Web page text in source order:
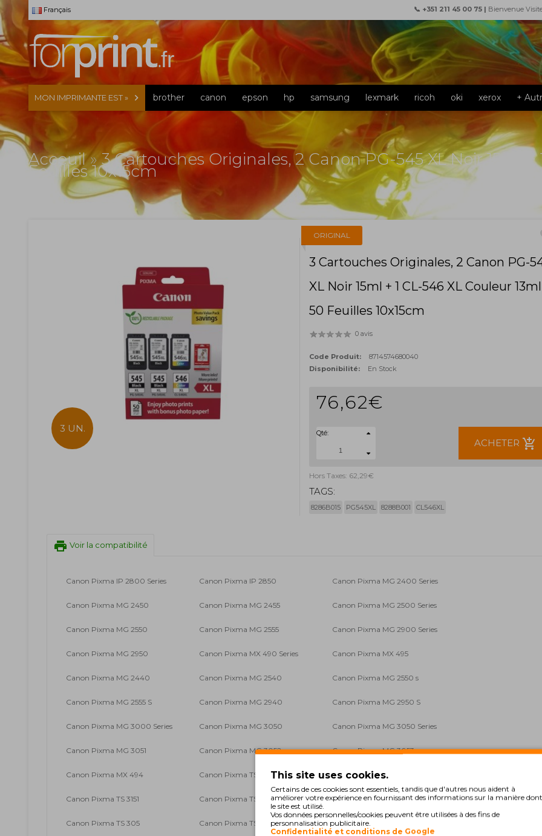
Français 📞 +351 211 45 00 75 | Bienvenue
MON IMPRIMANTE EST » brother canon epson hp samsung lexmark ricoh oki xerox +
Acceuil»3 Cartouches Originales, 2 Canon PG-545 XL Noir 15ml +
Feuilles 10x15cm
ORIGINAL
3 UN.
3 Cartouches Originales, 2 Canon PG-
XL Noir 15ml + 1 CL-546 XL Couleur
50 Feuilles 10x15cm
0 avis
Code Produit:
8714574680040
Disponibilité:
En Stock
76,62€
Qté:
ACHETER add_shopping_cart
Hors Taxes: 62,29€
TAGS:
8286B015 PG545XL 8288B001 CL546XL
print Voir la compatibilité
Canon Pixma IP 2800 Series Canon Pixma IP 2850 Canon Pixma MG 2400 Series
Canon Pixma MG 2450 Canon Pixma MG 2455 Canon Pixma MG 2500 Series
Canon Pixma MG 2550 Canon Pixma MG 2555 Canon Pixma MG 2900 Series
Canon Pixma MG 2950 Canon Pixma MX 490 Series Canon Pixma MX 495
Canon Pixma MG 2440 Canon Pixma MG 2540 Canon Pixma MG 2550 s
Canon Pixma MG 2555 S Canon Pixma MG 2940 Canon Pixma MG 2950 S
Canon Pixma MG 3000 Series Canon Pixma MG 3050 Canon Pixma MG 3050 Series
Canon Pixma MG 3051 Canon Pixma MG 3052 Canon Pixma MG 3053
Canon Pixma MX 494 Canon Pixma TS 3100 Series Canon Pixma TS 3150
Canon Pixma TS 3151 Canon Pixma TS 3152 Canon Pixma TS 205
Canon Pixma TS 305 Canon Pixma TS 304 Canon Pixma TR 4500 Series
This site uses cookies.
Certains de ces cookies sont essentiels, tandis que d'autres nous aident à
améliorer votre expérience en fournissant des informations sur la manière dont
le site est utilisé.
Vos données personnelles/cookies peuvent être utilisées à des fins de
personnalisation publicitaire.
Confidentialité et conditions de Google